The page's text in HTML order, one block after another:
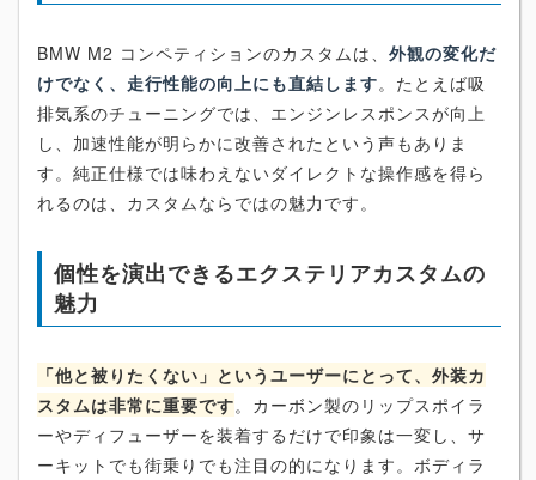
BMW M2 コンペティションのカスタムは、 外観の変化だ
けでなく、走行性能の向上にも直結します。たとえば吸
排気系のチューニングでは、エンジンレスポンスが向上
し、加速性能が明らかに改善されたという声もありま
す。純正仕様では味わえないダイレクトな操作感を得ら
れるのは、カスタムならではの魅力です。
個性を演出できるエクステリアカスタムの
魅力
「他と被りたくない」というユーザーにとって、外装カ
スタムは非常に重要です。カーボン製のリップスポイラ
ーやディフューザーを装着するだけで印象は一変し、サ
ーキットでも街乗りでも注目の的になります。ボディラ